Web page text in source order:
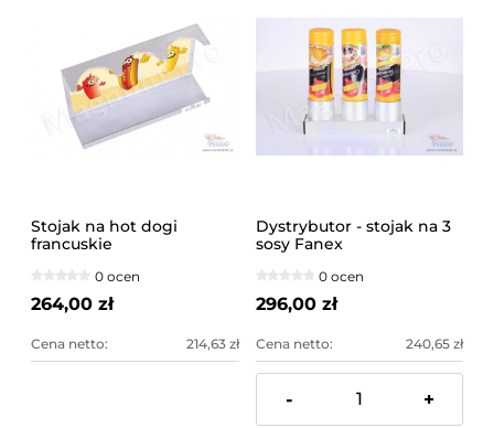
Stojak na hot dogi
francuskie
0 ocen
264,00 zł
Cena netto: 214,63 zł
Dystrybutor - stojak na 3
sosy Fanex
0 ocen
296,00 zł
Cena netto: 240,65 zł
- +